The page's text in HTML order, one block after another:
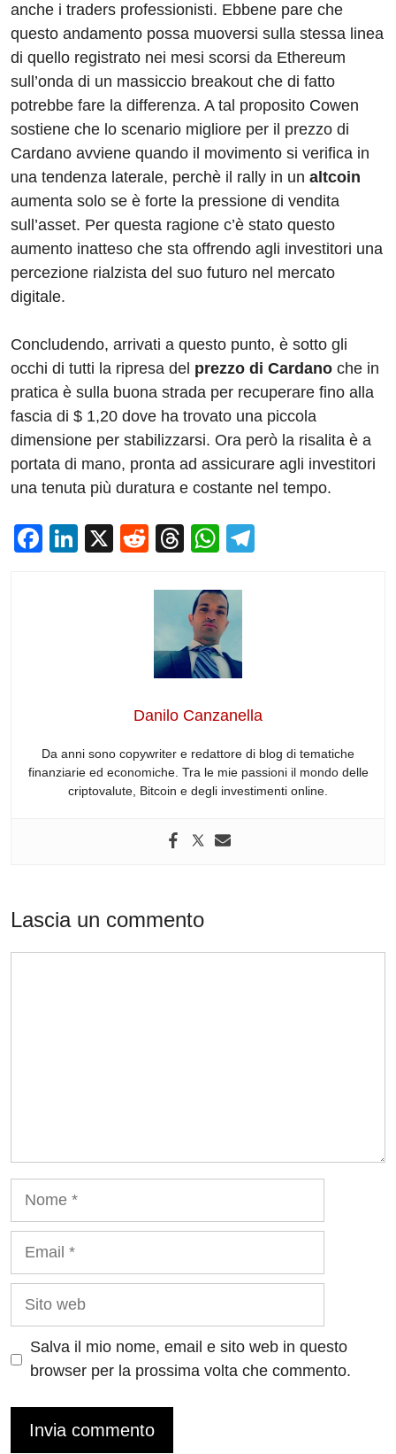
anche i traders professionisti. Ebbene pare che
questo andamento possa muoversi sulla stessa linea
di quello registrato nei mesi scorsi da Ethereum
sull’onda di un massiccio breakout che di fatto
potrebbe fare la differenza. A tal proposito Cowen
sostiene che lo scenario migliore per il prezzo di
Cardano avviene quando il movimento si verifica in
una tendenza laterale, perchè il rally in un altcoin
aumenta solo se è forte la pressione di vendita
sull’asset. Per questa ragione c’è stato questo
aumento inatteso che sta offrendo agli investitori una
percezione rialzista del suo futuro nel mercato
digitale.
Concludendo, arrivati a questo punto, è sotto gli
occhi di tutti la ripresa del prezzo di Cardano che in
pratica è sulla buona strada per recuperare fino alla
fascia di $ 1,20 dove ha trovato una piccola
dimensione per stabilizzarsi. Ora però la risalita è a
portata di mano, pronta ad assicurare agli investitori
una tenuta più duratura e costante nel tempo.
F
Li
X
R
d
di
t
T
e
a
d
s
W
at
s
A
p
p
Danilo Canzanella
Da anni sono copywriter e redattore di blog di tematiche
finanziarie ed economiche. Tra le mie passioni il mondo delle
criptovalute, Bitcoin e degli investimenti online.
Lascia un commento
Sito
Salva il mio nome, email e sito web in questo
browser per la prossima volta che commento.